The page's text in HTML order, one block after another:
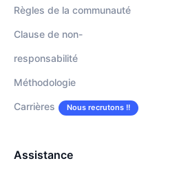
Règles de la communauté
Clause de non-
responsabilité
Méthodologie
Carrières Nous recrutons !!
Assistance